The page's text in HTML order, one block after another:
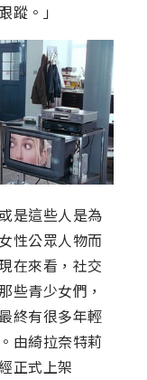
蹤。」
是這些人是為
性公眾人物而
在來看，社交
些青少女們，
終有很多年輕
由綺拉奈特莉
正式上架